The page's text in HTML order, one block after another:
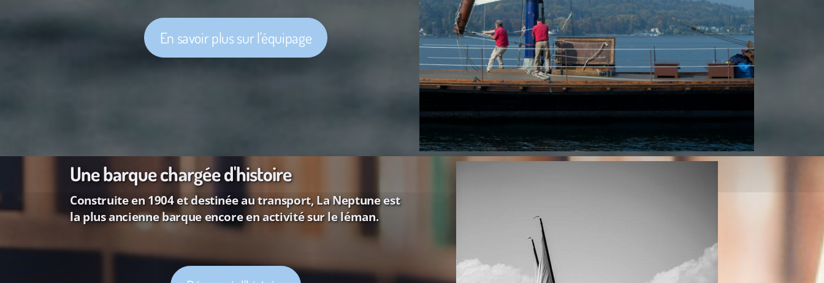
En savoir plus sur l'équipage
Une barque chargée d'histoire
Construite en 1904 et destinée au transport, La Neptune est
la plus ancienne barque encore en activité sur le léman.